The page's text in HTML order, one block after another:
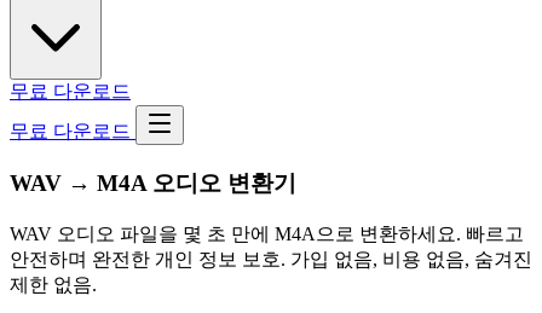
무료 다운로드
무료 다운로드
WAV → M4A 오디오 변환기
WAV 오디오 파일을 몇 초 만에 M4A으로 변환하세요. 빠르고
안전하며 완전한 개인 정보 보호. 가입 없음, 비용 없음, 숨겨진
제한 없음.